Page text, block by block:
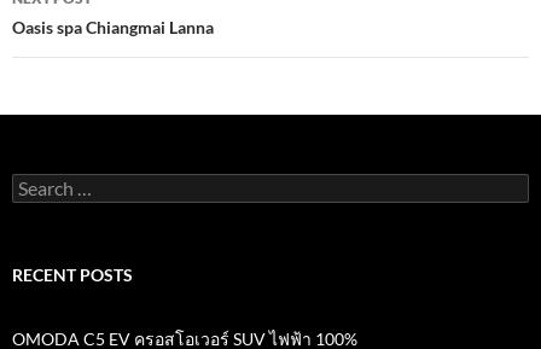
Oasis spa Chiangmai Lanna
Search
for:
RECENT POSTS
OMODA C5 EV ครอสโอเวอร์ SUV ไฟฟ้า 100%